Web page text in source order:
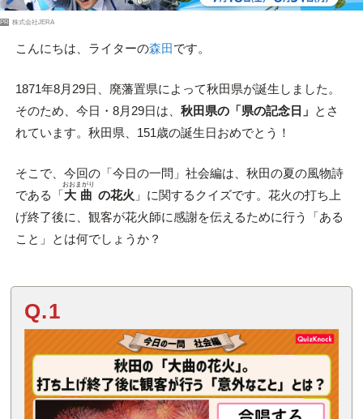
PR 株式会社JERA
こんにちは、ライターの森田です。
1871年8月29日、廃藩置県によって秋田県が誕生しました。
そのため、今日・8月29日は、 秋田県の「県の記念日」 とさ
れています。秋田県、151歳の誕生日おめでとう！
そこで、今回の「今日の一問」社会編は、秋田の夏の風物詩
である「大曲
おおまがり
の花火 」に関するクイズです。花火の打ち上
げ終了後に、観客が花火師に感謝を伝えるために行う「ある
こと」とは何でしょうか？
Q.1